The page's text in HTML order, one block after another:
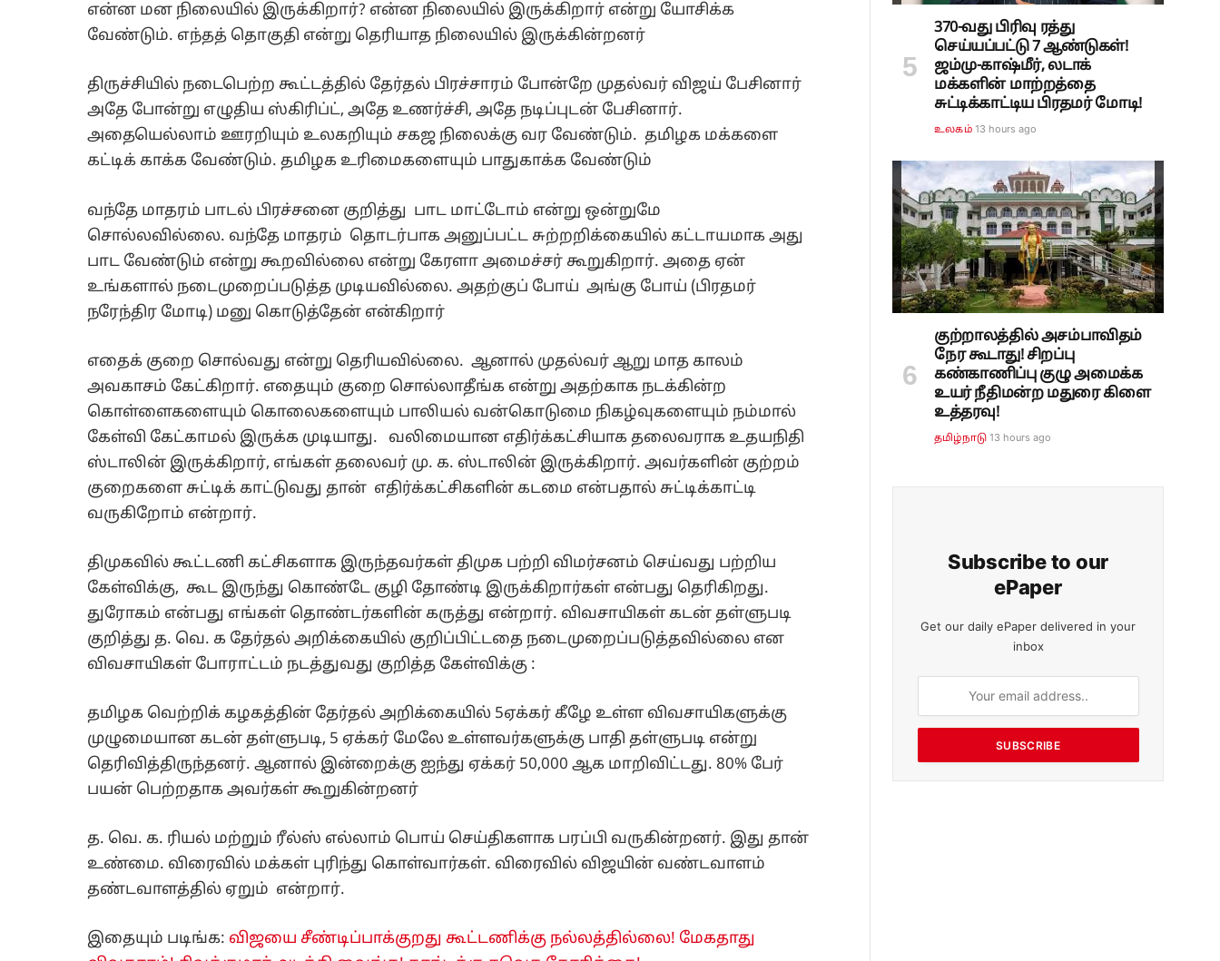
என்ன மன நிலையில் இருக்கிறார்? என்ன நிலையில் இருக்கிறார் என்று யோசிக்க
வேண்டும். எந்தத் தொகுதி என்று தெரியாத நிலையில் இருக்கின்றனர்
திருச்சியில் நடைபெற்ற கூட்டத்தில் தேர்தல் பிரச்சாரம் போன்றே முதல்வர் விஜய் பேசினார்
அதே போன்று எழுதிய ஸ்கிரிப்ட், அதே உணர்ச்சி, அதே நடிப்புடன் பேசினார்.
அதையெல்லாம் ஊரறியும் உலகறியும் சகஜ நிலைக்கு வர வேண்டும். தமிழக மக்களை
கட்டிக் காக்க வேண்டும். தமிழக உரிமைகளையும் பாதுகாக்க வேண்டும்
வந்தே மாதரம் பாடல் பிரச்சனை குறித்து பாட மாட்டோம் என்று ஒன்றுமே
சொல்லவில்லை. வந்தே மாதரம் தொடர்பாக அனுப்பட்ட சுற்றறிக்கையில் கட்டாயமாக அது
பாட வேண்டும் என்று கூறவில்லை என்று கேரளா அமைச்சர் கூறுகிறார். அதை ஏன்
உங்களால் நடைமுறைப்படுத்த முடியவில்லை. அதற்குப் போய் அங்கு போய் (பிரதமர்
நரேந்திர மோடி) மனு கொடுத்தேன் என்கிறார்
எதைக் குறை சொல்வது என்று தெரியவில்லை. ஆனால் முதல்வர் ஆறு மாத காலம்
அவகாசம் கேட்கிறார். எதையும் குறை சொல்லாதீங்க என்று அதற்காக நடக்கின்ற
கொள்ளைகளையும் கொலைகளையும் பாலியல் வன்கொடுமை நிகழ்வுகளையும் நம்மால்
கேள்வி கேட்காமல் இருக்க முடியாது. வலிமையான எதிர்க்கட்சியாக தலைவராக உதயநிதி
ஸ்டாலின் இருக்கிறார், எங்கள் தலைவர் மு. க. ஸ்டாலின் இருக்கிறார். அவர்களின் குற்றம்
குறைகளை சுட்டிக் காட்டுவது தான் எதிர்க்கட்சிகளின் கடமை என்பதால் சுட்டிக்காட்டி
வருகிறோம் என்றார்.
திமுகவில் கூட்டணி கட்சிகளாக இருந்தவர்கள் திமுக பற்றி விமர்சனம் செய்வது பற்றிய
கேள்விக்கு, கூட இருந்து கொண்டே குழி தோண்டி இருக்கிறார்கள் என்பது தெரிகிறது.
துரோகம் என்பது எங்கள் தொண்டர்களின் கருத்து என்றார். விவசாயிகள் கடன் தள்ளுபடி
குறித்து த. வெ. க தேர்தல் அறிக்கையில் குறிப்பிட்டதை நடைமுறைப்படுத்தவில்லை என
விவசாயிகள் போராட்டம் நடத்துவது குறித்த கேள்விக்கு :
தமிழக வெற்றிக் கழகத்தின் தேர்தல் அறிக்கையில் 5ஏக்கர் கீழே உள்ள விவசாயிகளுக்கு
முழுமையான கடன் தள்ளுபடி, 5 ஏக்கர் மேலே உள்ளவர்களுக்கு பாதி தள்ளுபடி என்று
தெரிவித்திருந்தனர். ஆனால் இன்றைக்கு ஐந்து ஏக்கர் 50,000 ஆக மாறிவிட்டது. 80% பேர்
பயன் பெற்றதாக அவர்கள் கூறுகின்றனர்
த. வெ. க. ரியல் மற்றும் ரீல்ஸ் எல்லாம் பொய் செய்திகளாக பரப்பி வருகின்றனர். இது தான்
உண்மை. விரைவில் மக்கள் புரிந்து கொள்வார்கள். விரைவில் விஜயின் வண்டவாளம்
தண்டவாளத்தில் ஏறும் என்றார்.
இதையும் படிங்க: விஜயை சீண்டிப்பாக்குறது கூட்டணிக்கு நல்லத்தில்லை! மேகதாது
370-வது பிரிவு ரத்து
செய்யப்பட்டு 7 ஆண்டுகள்!
ஜம்மு-காஷ்மீர், லடாக்
மக்களின் மாற்றத்தை
சுட்டிக்காட்டிய பிரதமர் மோடி!
உலகம் 13 hours ago
குற்றாலத்தில் அசம்பாவிதம்
நேர கூடாது! சிறப்பு
கண்காணிப்பு குழு அமைக்க
உயர் நீதிமன்ற மதுரை கிளை
உத்தரவு!
தமிழ்நாடு 13 hours ago
Subscribe to our
ePaper
Get our daily ePaper delivered in your
inbox
SUBSCRIBE